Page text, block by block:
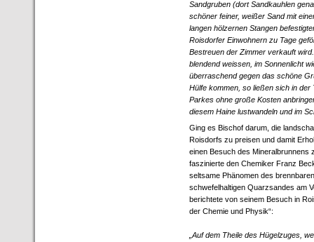
Sandgruben (dort Sandkauhlen
schöner feiner, weißer Sand mit
langen hölzernen Stangen
Roisdorfer Einwohnern zu Tage
Bestreuen der Zimmer verkauft
blendend weissen, im Sonnenlicht
überraschend gegen das schöne
Hülfe kommen, so ließen sich in
Parkes ohne große Kosten
diesem Haine lustwandeln und im
Ging es Bischof darum, die
Roisdorfs zu preisen und damit
einen Besuch des Mineralbrunnens
faszinierte den Chemiker Franz
seltsame Phänomen des
schwefelhaltigen Quarzsandes am
berichtete von seinem Besuch in
der Chemie und Physik“:
„Auf dem Theile des Hügelzuges,